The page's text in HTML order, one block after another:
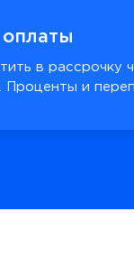
в рассрочку
Проценты и